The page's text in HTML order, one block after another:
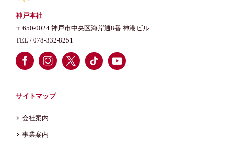
神戸本社
〒650-0024 神戸市中央区海岸通8番 神港ビル
TEL /078-332-8251
サイトマップ
会社案内
事業案内